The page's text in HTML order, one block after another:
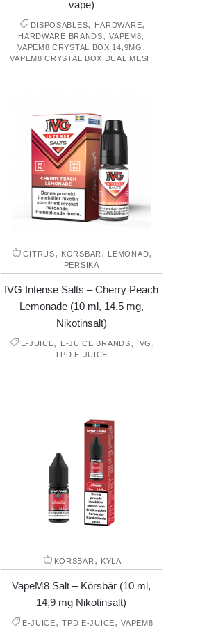
vape)
DISPOSABLES, HARDWARE,
HARDWARE BRANDS,VAPEM8,
VAPEM8 CRYSTAL BOX 14,9MG ,
VAPEM8 CRYSTAL BOX DUAL MESH
CITRUS, KÖRSBÄR , LEMONAD,
PERSIKA
IVG Intense Salts – Cherry Peach
Lemonade (10 ml, 14,5 mg,
Nikotinsalt)
E-JUICE, E-JUICE BRANDS, IVG ,
TPD E-JUICE
KÖRSBÄR , KYLA
VapeM8 Salt – Körsbär (10 ml,
14,9 mg Nikotinsalt)
E-JUICE,TPD E-JUICE,VAPEM8